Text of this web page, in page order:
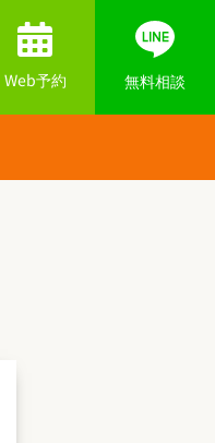
Web予約 無料相談